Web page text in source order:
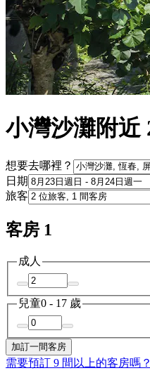
小灣沙灘附近
想要去哪裡？
日期
旅客
客房 1
成人
兒童0 - 17 歲
加訂一間客房
需要預訂 9 間以上的客房嗎？